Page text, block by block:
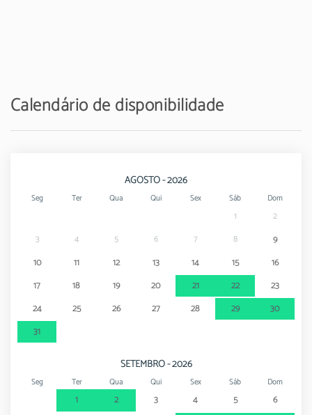
Calendário de disponibilidade
AGOSTO - 2026
Seg Ter Qua Qui Sex Sáb Dom
1
2
3
4 5 6 7 8
9
10
11 12 13 14 15
16
17
18 19 20 21 22
23
24
25 26 27 28 29
30
31
SETEMBRO - 2026
Seg Ter Qua Qui Sex Sáb Dom
1 2 3 4 5
6